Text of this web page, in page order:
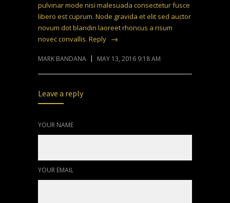
pulvinar mode nisi malesuada consectetur fusce
libero est cuprum. Node gravida et elit sed auctor
novum dot blandin laoreet rhoncus a risum
novec convallis. Reply
MARK BANDANA MAY 13, 2016 9:18 AM
Leave a reply
YOUR NAME
YOUR EMAIL